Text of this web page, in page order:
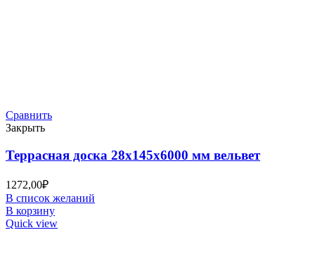
Сравнить
Закрыть
Террасная доска 28х145х6000 мм вельвет
1272,00₽
В список желаний
В корзину
Quick view